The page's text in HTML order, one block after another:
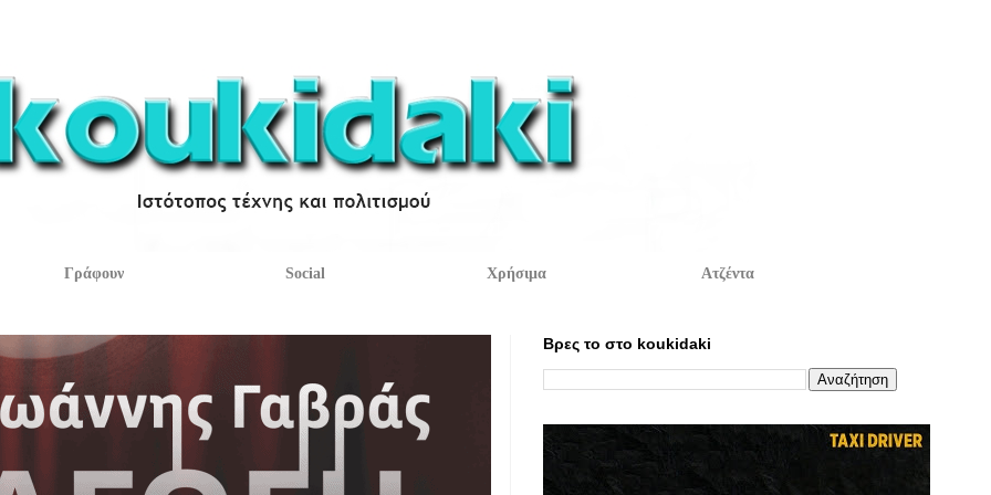
Γράφουν Social Χρήσιμα Ατζέντα
Βρες το στο koukidaki